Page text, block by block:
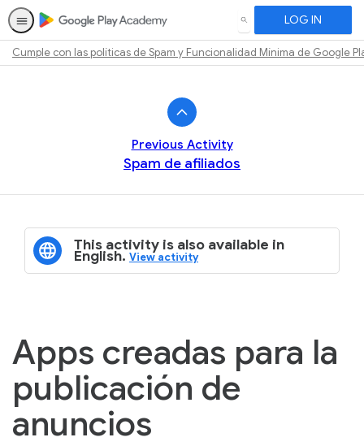
SEARCH LOG IN
Cumple con las políticas de Spam y Funcionalidad Mínima de Google
Previous Activity
Spam de afiliados
This activity is also available in
English.View activity
Apps creadas para la
publicación de
anuncios